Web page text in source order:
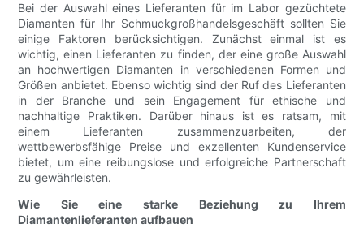
Bei der Auswahl eines Lieferanten für im Labor gezüchtete
Diamanten für Ihr Schmuckgroßhandelsgeschäft sollten Sie
einige Faktoren berücksichtigen. Zunächst einmal ist es
wichtig, einen Lieferanten zu finden, der eine große Auswahl
an hochwertigen Diamanten in verschiedenen Formen und
Größen anbietet. Ebenso wichtig sind der Ruf des Lieferanten
in der Branche und sein Engagement für ethische und
nachhaltige Praktiken. Darüber hinaus ist es ratsam, mit
einem Lieferanten zusammenzuarbeiten, der
wettbewerbsfähige Preise und exzellenten Kundenservice
bietet, um eine reibungslose und erfolgreiche Partnerschaft
zu gewährleisten.
Wie Sie eine starke Beziehung zu Ihrem
Diamantenlieferanten aufbauen